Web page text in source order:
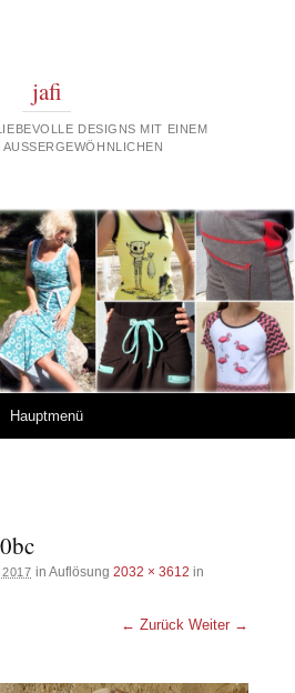
jafi
DESIGNS MIT EINEM
Hauptmenü
in Auflösung 2032 × 3612 in
← Zurück Weiter →